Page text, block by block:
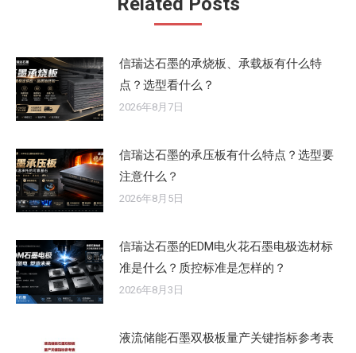
信瑞达石墨的承烧板、承载板有什么特
点？选型看什么？
2026年8月7日
信瑞达石墨的承压板有什么特点？选型要
注意什么？
2026年8月5日
信瑞达石墨的EDM电火花石墨电极选材标
准是什么？质控标准是怎样的？
2026年8月3日
液流储能石墨双极板量产关键指标参考表